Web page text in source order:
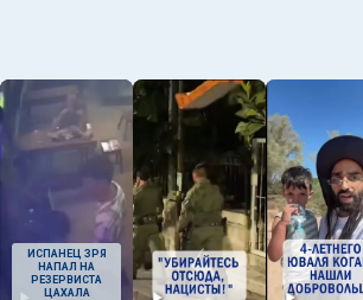
ИСПАНЕЦ ЗРЯ
НАПАЛ НА
РЕЗЕРВИСТА
ЦАХАЛА